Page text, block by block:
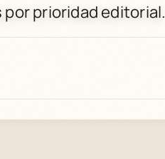
prioridad editorial.